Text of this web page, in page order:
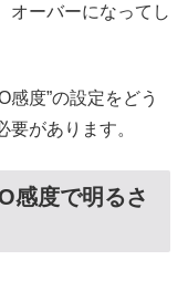
オーバーになってし
感度”の設定をどう
があります。
感度で明るさ